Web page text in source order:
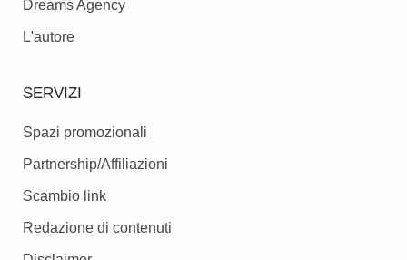
Dreams Agency
L'autore
SERVIZI
Spazi promozionali
Partnership/Affiliazioni
Scambio link
Redazione di contenuti